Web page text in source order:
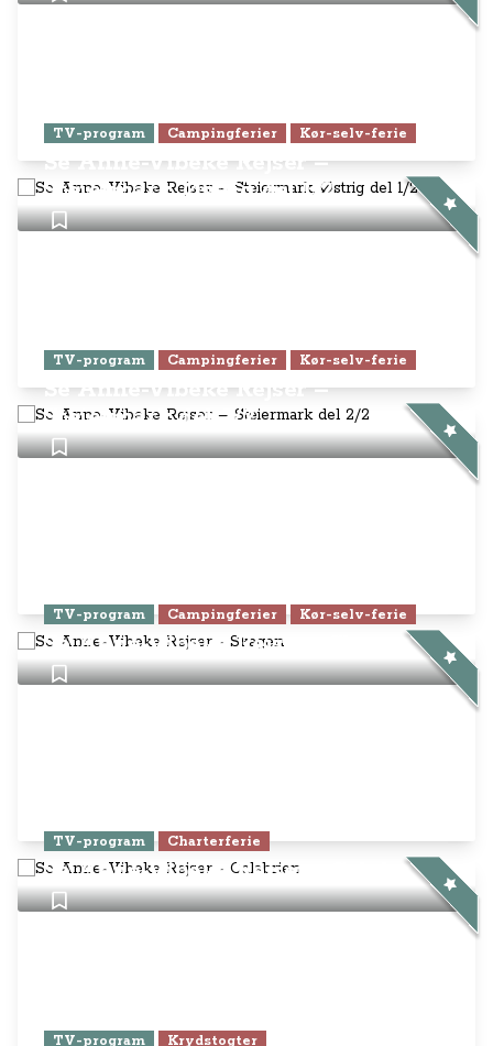
TV-program Campingferier Kør-selv-ferie
Se Anne-Vibeke Rejser –
Steiermark, Østrig del 1/2
TV-program Campingferier Kør-selv-ferie
Se Anne-Vibeke Rejser –
Steiermark del 2/2
TV-program Campingferier Kør-selv-ferie
Se Anne-Vibeke Rejser - Skagen
TV-program Charterferie
Se Anne-Vibeke Rejser - Calabrien
TV-program Krydstogter